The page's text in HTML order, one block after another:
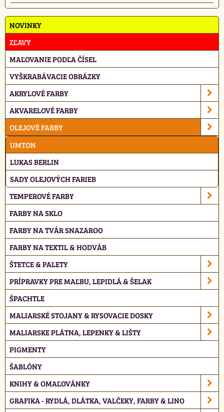
NOVINKY
ZĽAVY
MAĽOVANIE PODĽA ČÍSEL
VYŠKRABÁVACIE OBRÁZKY
AKRYLOVÉ FARBY
AKVARELOVÉ FARBY
OLEJOVÉ FARBY
UMTON
LUKAS BERLIN
SADY OLEJOVÝCH FARIEB
TEMPEROVÉ FARBY
FARBY NA SKLO
FARBY NA TVÁR SNAZAROO
FARBY NA TEXTIL & HODVÁB
ŠTETCE & PALETY
PRÍPRAVKY PRE MAĽBU, LEPIDLÁ & ŠELAK
ŠPACHTLE
MALIARSKÉ STOJANY & RYSOVACIE DOSKY
MALIARSKE PLÁTNA, LEPENKY & LIŠTY
PIGMENTY
ŠABLÓNY
KNIHY & OMAĽOVÁNKY
GRAFIKA - RYDLÁ, DLÁTKA, VALČEKY, FARBY & LINO